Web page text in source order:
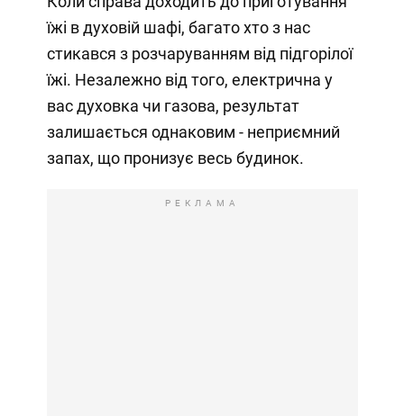
їжі в духовій шафі, багато хто з нас
стикався з розчаруванням від підгорілої
їжі. Незалежно від того, електрична у
вас духовка чи газова, результат
залишається однаковим - неприємний
запах, що пронизує весь будинок.
РЕКЛАМА